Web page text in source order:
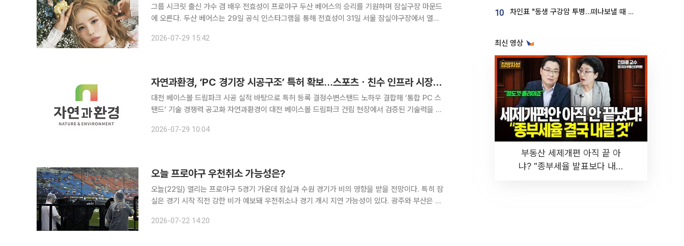
그룹 시크릿 출신 가수 겸 배우 전효성이 프로야구 두산 베어스의 승리를 기원하며 잠실구장 마운드
에 오른다. 두산 베어스는 29일 공식 인스타그램을 통해 전효성이 31일 서울 잠실야구장에서 열리
릿으로 데뷔해 여러 히트곡으로 사랑받았으며, 이후 솔로 가수와
2026-07-29 15:42
자연과환경, ‘PC 경기장 시공구조’ 특허 확보…스포츠ㆍ친수 인프라 시장 공략 가속
대전 베이스볼 드림파크 시공 실적 바탕으로 특허 등록 결정수변스탠드 노하우 결합해 ‘통합 PC 스
탠드’ 기술 경쟁력 공고화 자연과환경이 대전 베이스볼 드림파크 건립 현장에서 검증된 기술력을 바
에 속도를 낸다. 자연과환경은 대전 베이스볼 드림파크 건립공사
2026-07-29 10:04
오늘 프로야구 우천취소 가능성은?
오늘(22일) 열리는 프로야구 5경기 가운데 잠실과 수원 경기가 비의 영향을 받을 전망이다. 특히 잠
실은 경기 시작 직전 강한 비가 예보돼 우천취소나 경기 개시 지연 가능성이 있다. 광주와 부산은 비
전, 수원 KT위즈파크 두산 베어스-kt 위즈전, 광
2026-07-22 14:20
10 차인표 "동생 구강암 투병…떠나보낼 때 가장 힘들었다”
최신 영상
부동산 세제개편 아직 끝 아
냐? "종부세율 발표보다 내릴